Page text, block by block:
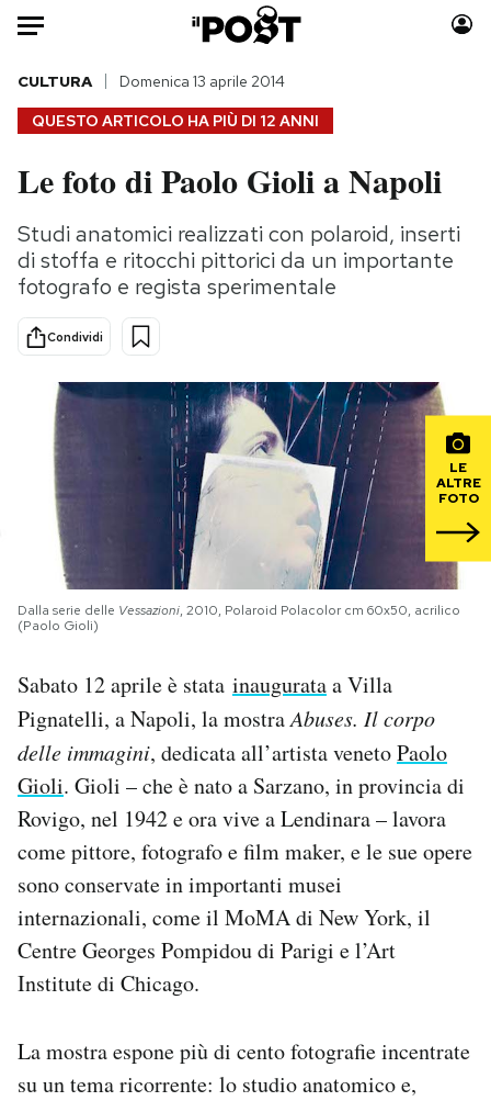
Auto
HOME
Italia
Politica
Tecnologia
Scienza
Moda
Consumismi
Storie/Idee
Altrecose
Mondiali calcio 2026
PODCAST
NEWSLETTER
I MIEI PREFERITI
SHOP
CALENDARIO
AREA PERSONALE
Area Personale
Newsletter
Notifiche mobile
Hai bisogno di aiuto?
Esci
QUESTO ARTICOLO HA PIÙ DI 12 ANNI
CULTURA Domenica 13 aprile 2014
Le foto di Paolo Gioli a Napoli
Studi anatomici realizzati con polaroid, inserti
di stoffa e ritocchi pittorici da un importante
fotografo e regista sperimentale
Condividi
LE
ALTRE
FOTO
Dalla serie delle Vessazioni, 2010, Polaroid Polacolor cm 60x50, acrilico
(Paolo Gioli)
Sabato 12 aprile è stata inaugurataa Villa
Pignatelli, a Napoli, la mostraAbuses. Il corpo
delle immagini, dedicata all’artista venetoPaolo
Gioli. Gioli – che è nato a Sarzano, in provincia di
Rovigo, nel 1942 e ora vive a Lendinara – lavora
come pittore, fotografo e film maker, e le sue opere
sono conservate in importanti musei
internazionali, come il MoMA di New York, il
Centre Georges Pompidou di Parigi e l’Art
Institute di Chicago.
La mostra espone più di cento fotografie incentrate
su un tema ricorrente: lo studio anatomico e,